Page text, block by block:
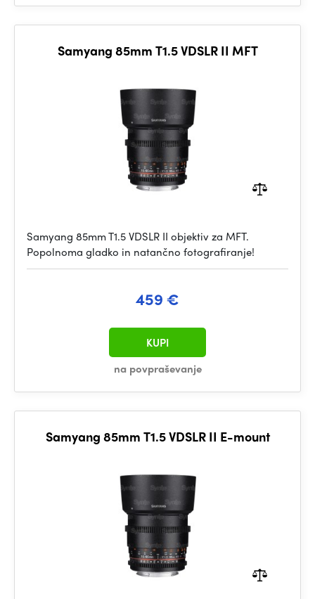
Samyang 85mm T1.5 VDSLR II MFT
Samyang 85mm T1.5 VDSLR II objektiv za MFT.
Popolnoma gladko in natančno fotografiranje!
459 €
na povpraševanje
KUPI
Samyang 85mm T1.5 VDSLR II E-mount